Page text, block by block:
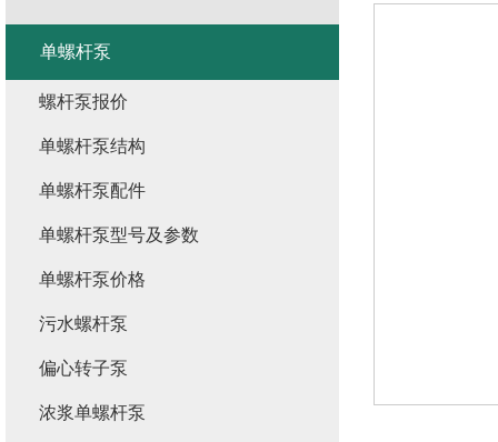
单螺杆泵
螺杆泵报价
单螺杆泵结构
单螺杆泵配件
单螺杆泵型号及参数
单螺杆泵价格
污水螺杆泵
偏心转子泵
浓浆单螺杆泵